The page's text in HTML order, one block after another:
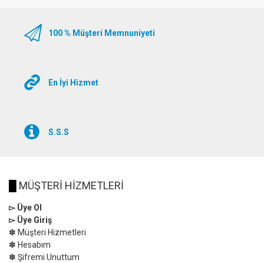
100 % Müşteri Memnuniyeti
En İyi Hizmet
S.S.S
MÜŞTERİ HİZMETLERİ
▻ Üye Ol
▻ Üye Giriş
✽ Müşteri Hizmetleri
✽ Hesabım
✽ Şifremi Unuttum